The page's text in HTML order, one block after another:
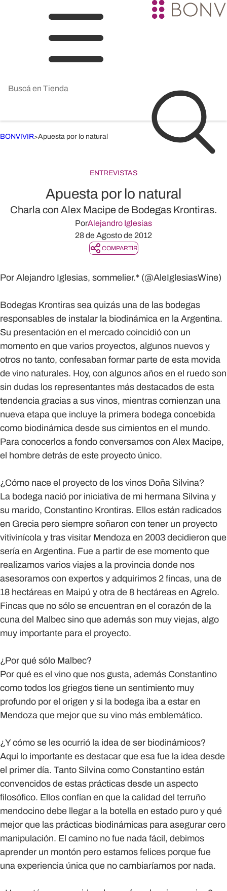
BONVIVIR>Apuesta por lo natural
ENTREVISTAS
Apuesta por lo natural
Charla con Alex Macipe de Bodegas Krontiras.
PorAlejandro Iglesias
28 de Agosto de 2012
COMPARTIR
Por Alejandro Iglesias, sommelier.* (@AleIglesiasWine)
Bodegas Krontiras sea quizás una de las bodegas
responsables de instalar la biodinámica en la Argentina.
Su presentación en el mercado coincidió con un
momento en que varios proyectos, algunos nuevos y
otros no tanto, confesaban formar parte de esta movida
de vino naturales. Hoy, con algunos años en el ruedo son
sin dudas los representantes más destacados de esta
tendencia gracias a sus vinos, mientras comienzan una
nueva etapa que incluye la primera bodega concebida
como biodinámica desde sus cimientos en el mundo.
Para conocerlos a fondo conversamos con Alex Macipe,
el hombre detrás de este proyecto único.
¿Cómo nace el proyecto de los vinos Doña Silvina?
La bodega nació por iniciativa de mi hermana Silvina y
su marido, Constantino Krontiras. Ellos están radicados
en Grecia pero siempre soñaron con tener un proyecto
vitivinícola y tras visitar Mendoza en 2003 decidieron que
sería en Argentina. Fue a partir de ese momento que
realizamos varios viajes a la provincia donde nos
asesoramos con expertos y adquirimos 2 fincas, una de
18 hectáreas en Maipú y otra de 8 hectáreas en Agrelo.
Fincas que no sólo se encuentran en el corazón de la
cuna del Malbec sino que además son muy viejas, algo
muy importante para el proyecto.
¿Por qué sólo Malbec?
Por qué es el vino que nos gusta, además Constantino
como todos los griegos tiene un sentimiento muy
profundo por el origen y si la bodega iba a estar en
Mendoza que mejor que su vino más emblemático.
¿Y cómo se les ocurrió la idea de ser biodinámicos?
Aquí lo importante es destacar que esa fue la idea desde
el primer día. Tanto Silvina como Constantino están
convencidos de estas prácticas desde un aspecto
filosófico. Ellos confían en que la calidad del terruño
mendocino debe llegar a la botella en estado puro y qué
mejor que las prácticas biodinámicas para asegurar cero
manipulación. El camino no fue nada fácil, debimos
aprender un montón pero estamos felices porque fue
una experiencia única que no cambiaríamos por nada.